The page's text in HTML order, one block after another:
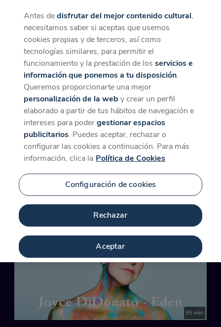
CaixaForum+
La mejor experiencia desde la App
Descargar
Contenido relacionado
para 'Música urgente'
105 min
95 min
Antes dedisfrutar del mejor contenido cultural,
necesitamos saber si aceptas que usemos
cookies propias y de terceros, así como
tecnologías similares, para permitir el
funcionamiento y la prestación de losservicios e
información que ponemos a tu disposición.
Queremos proporcionarte una mejor
personalización de la web y crear un perfil
elaborado a partir de tus hábitos de navegación e
intereses para podergestionar espacios
publicitarios. Puedes aceptar, rechazar o
configurar las cookies a continuación. Para más
información, clica la Política de Cookies
Configuración de cookies
Rechazar
Aceptar